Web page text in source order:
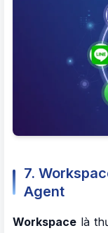
7.
Agent
Workspace là